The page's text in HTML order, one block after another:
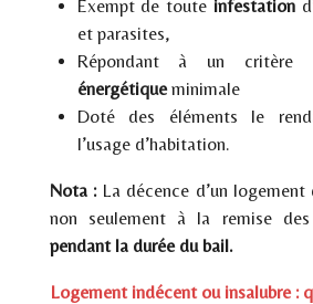
Exempt de toute infestation
et parasites,
Répondant à un
énergétiqueminimale
Doté des éléments le
l’usage d’habitation.
Nota :La décence d’un logement
non seulement à la remise
pendant la durée du bail.
Logement indécent ou insalubre :